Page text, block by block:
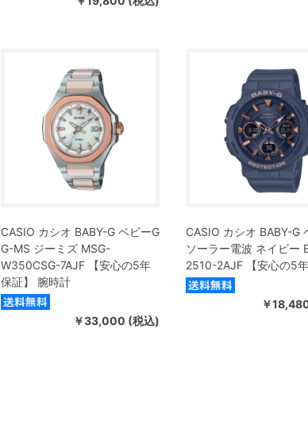
CASIO カシオ BABY-G ベビーG
G-MS ジーミズ MSG-
W350CSG-7AJF 【安心の5年
保証】 腕時計
￥33,000 (税込)
CASIO カシオ BABY-G
ソーラー電波 ネイビー
2510-2AJF 【安心の5年
￥